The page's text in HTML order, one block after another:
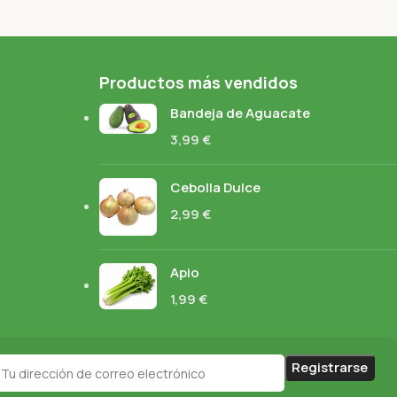
Productos más vendidos
Bandeja de Aguacate
3,99€
Cebolla Dulce
2,99€
Apio
1,99€